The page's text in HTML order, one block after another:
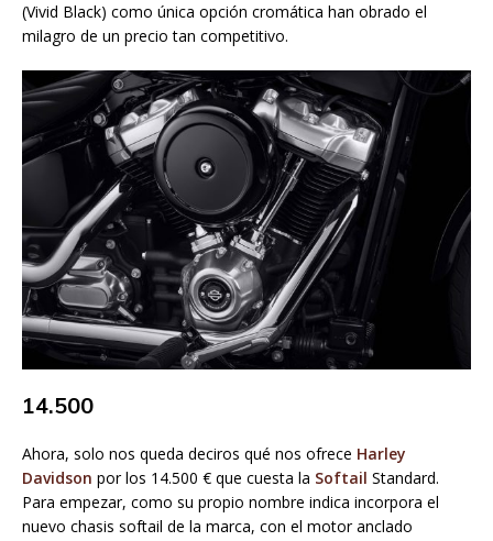
(Vivid Black) como única opción cromática han obrado el
milagro de un precio tan competitivo.
14.500
Ahora, solo nos queda deciros qué nos ofrece Harley
Davidson por los 14.500 € que cuesta la Softail Standard.
Para empezar, como su propio nombre indica incorpora el
nuevo chasis softail de la marca, con el motor anclado